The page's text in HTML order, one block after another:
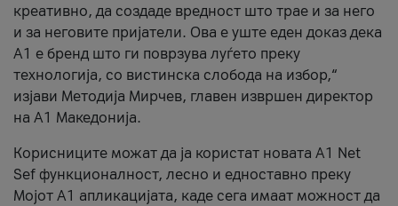
креативно, да создаде вредност што трае и за него
и за неговите пријатели. Ова е уште еден доказ дека
А1 е бренд што ги поврзува луѓето преку
технологија, со вистинска слобода на избор,“
изјави Методија Мирчев, главен извршен директор
на А1 Македонија.
Корисниците можат да ја користат новата А1 Net
Sef функционалност, лесно и едноставно преку
Мојот А1 апликацијата, каде сега имаат можност да